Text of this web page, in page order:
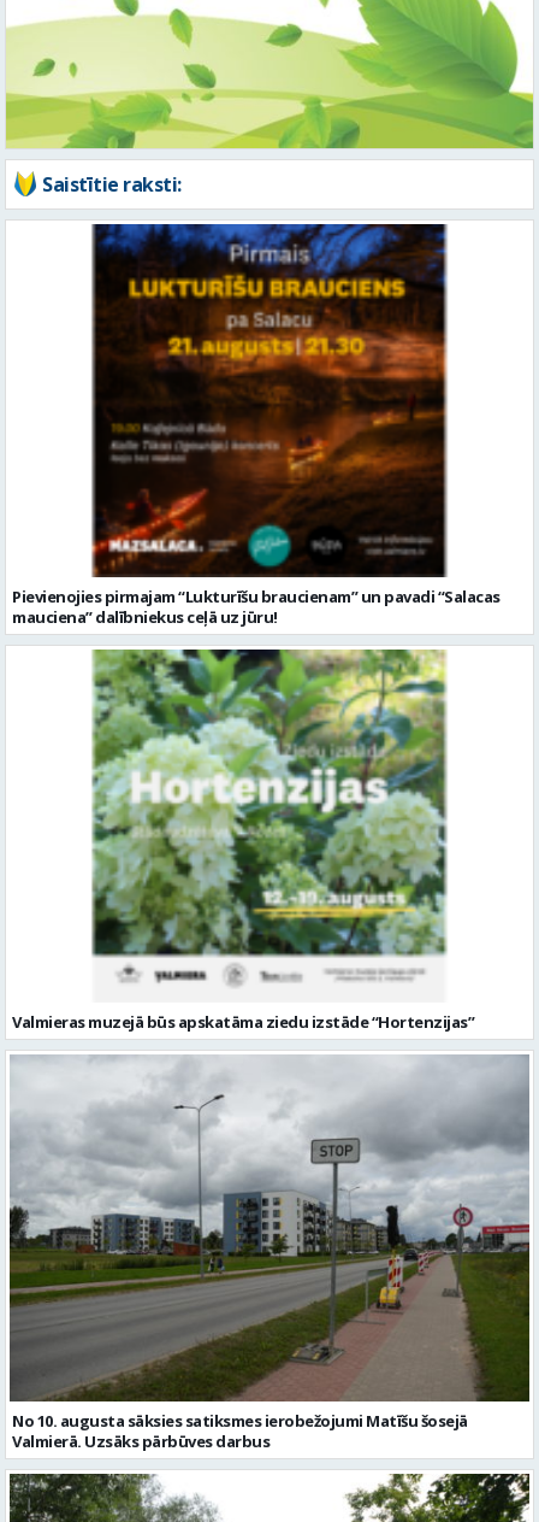
Saistītie raksti:
Pievienojies pirmajam “Lukturīšu braucienam” un pavadi “Salacas
mauciena” dalībniekus ceļā uz jūru!
Valmieras muzejā būs apskatāma ziedu izstāde “Hortenzijas”
No 10. augusta sāksies satiksmes ierobežojumi Matīšu šosejā
Valmierā. Uzsāks pārbūves darbus